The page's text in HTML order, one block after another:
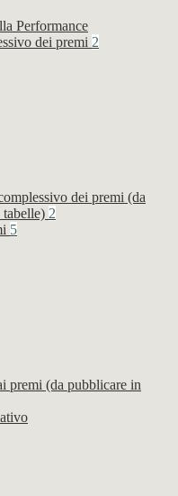
Performance
dei premi 2
dei premi (da
2
5
premi (da pubblicare in